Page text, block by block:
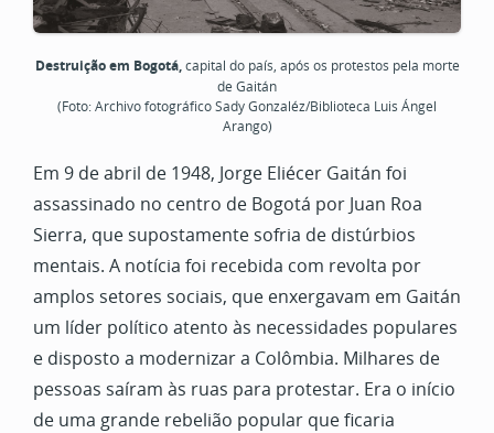
Destruição em Bogotá,capital do país, após os protestos pela morte
de Gaitán
(Foto: Archivo fotográfico Sady Gonzaléz/Biblioteca Luis Ángel
Arango)
Em 9 de abril de 1948, Jorge Eliécer Gaitán foi
assassinado no centro de Bogotá por Juan Roa
Sierra, que supostamente sofria de distúrbios
mentais. A notícia foi recebida com revolta por
amplos setores sociais, que enxergavam em Gaitán
um líder político atento às necessidades populares
e disposto a modernizar a Colômbia. Milhares de
pessoas saíram às ruas para protestar. Era o início
de uma grande rebelião popular que ficaria